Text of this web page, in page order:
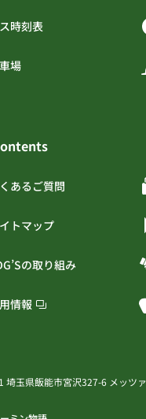
時刻表
場
あるご質問
トマップ
の取り組み
情報
埼玉県飯能市宮沢327-6 メッツァ